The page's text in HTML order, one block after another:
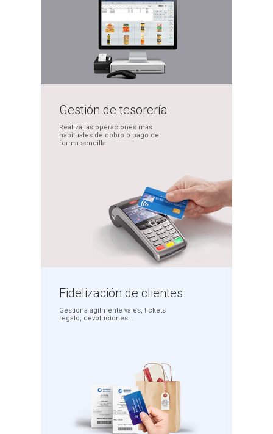
Gestión de tesorería
Realiza las operaciones más
habituales de cobro o pago de
forma sencilla.
Fidelizaciónde clientes
Gestiona ágilmente vales, tickets
regalo, devoluciones...